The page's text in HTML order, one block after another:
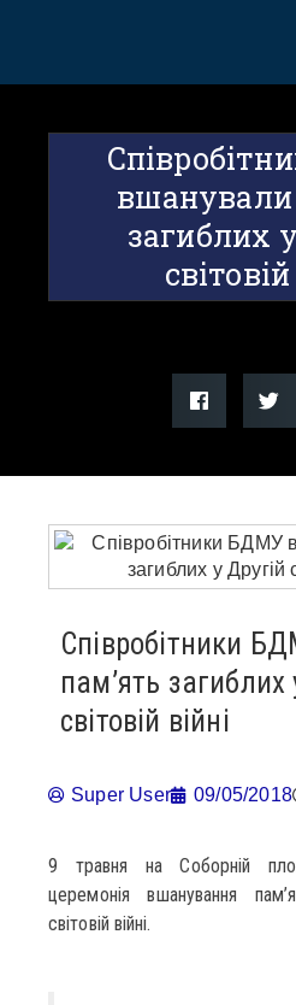
вшанували
загиблих
Співробітники
пам’ять загиблих
світовій війні
Super User 09/05/2018
9 травня на Соборній
церемонія вшанування
світовій війні.